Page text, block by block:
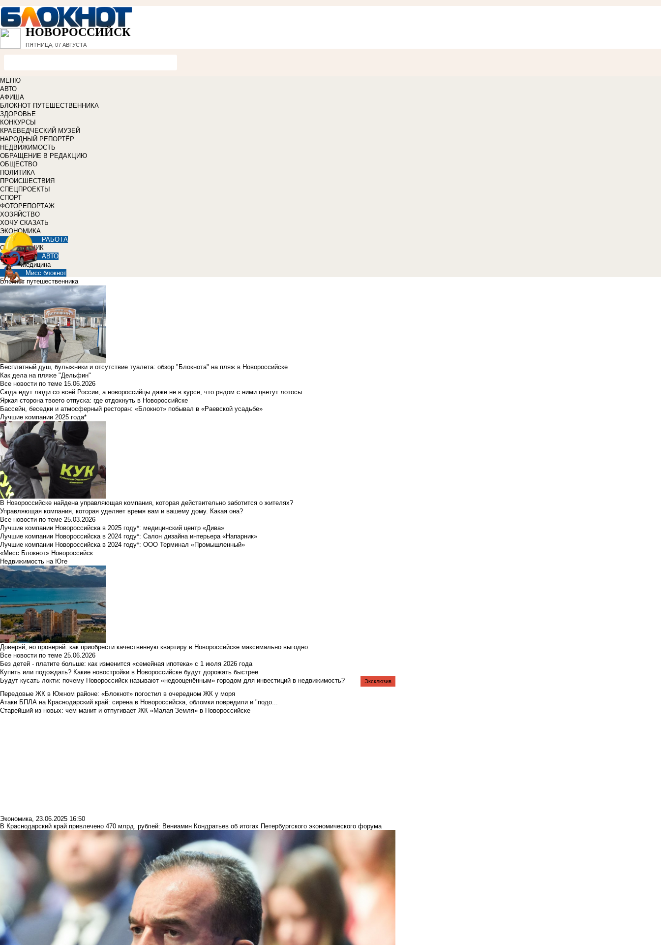
НОВОРОССИЙСК
ПЯТНИЦА, 07 АВГУСТА
МЕНЮ
АВТО
АФИША
БЛОКНОТ ПУТЕШЕСТВЕННИКА
ЗДОРОВЬЕ
КОНКУРСЫ
КРАЕВЕДЧЕСКИЙ МУЗЕЙ
НАРОДНЫЙ РЕПОРТЁР
НЕДВИЖИМОСТЬ
ОБРАЩЕНИЕ В РЕДАКЦИЮ
ОБЩЕСТВО
ПОЛИТИКА
ПРОИСШЕСТВИЯ
СПЕЦПРОЕКТЫ
СПОРТ
ФОТОРЕПОРТАЖ
ХОЗЯЙСТВО
ХОЧУ СКАЗАТЬ
ЭКОНОМИКА
РАБОТА
СПРАВОЧНИК
АВТО
Медицина
Мисс блокнот
Блокнот путешественника
Бесплатный душ, булыжники и отсутствие туалета: обзор "Блокнота" на пляж в Новороссийске
Как дела на пляже "Дельфин"
Все новости по теме 15.06.2026
Сюда едут люди со всей России, а новороссийцы даже не в курсе, что рядом с ними цветут лотосы
Яркая сторона твоего отпуска: где отдохнуть в Новороссийске
Бассейн, беседки и атмосферный ресторан: «Блокнот» побывал в «Раевской усадьбе»
Лучшие компании 2025 года*
В Новороссийске найдена управляющая компания, которая действительно заботится о жителях?
Управляющая компания, которая уделяет время вам и вашему дому. Какая она?
Все новости по теме 25.03.2026
Лучшие компании Новороссийска в 2025 году*: медицинский центр «Дива»
Лучшие компании Новороссийска в 2024 году*: Салон дизайна интерьера «Напарник»
Лучшие компании Новороссийска в 2024 году*: ООО Терминал «Промышленный»
«Мисс Блокнот» Новороссийск
Недвижимость на Юге
Доверяй, но проверяй: как приобрести качественную квартиру в Новороссийске максимально выгодно
Все новости по теме 25.06.2026
Без детей - платите больше: как изменится «семейная ипотека» с 1 июля 2026 года
Купить или подождать? Какие новостройки в Новороссийске будут дорожать быстрее
Будут кусать локти: почему Новороссийск называют «недооценённым» городом для инвестиций в недвижимость?
Передовые ЖК в Южном районе: «Блокнот» погостил в очередном ЖК у моря
Атаки БПЛА на Краснодарский край: сирена в Новороссийска, обломки повредили и "подо...
Старейший из новых: чем манит и отпугивает ЖК «Малая Земля» в Новороссийске
Эксклюзив
Экономика, 23.06.2025 16:50
В Краснодарский край привлечено 470 млрд. рублей: Вениамин Кондратьев об итогах Петербургского экономического форума